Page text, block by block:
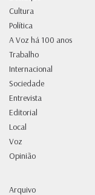
Cultura
Política
A Voz há 100 anos
Trabalho
Internacional
Sociedade
Entrevista
Editorial
Local
Voz
Opinião
Arquivo